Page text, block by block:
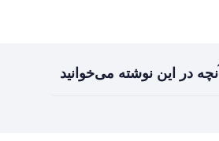
آنچه در این نوشته می‌خوانید